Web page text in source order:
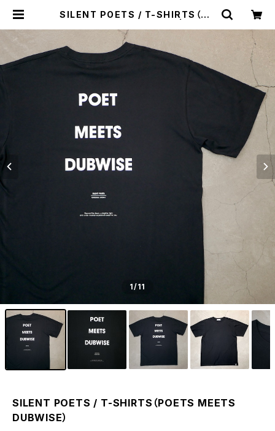
SILENT POETS / T-SHIRTS（PO
lley house - セントバレーハウス
1/11
SILENT POETS / T-SHIRTS（POETS MEETS
DUBWISE）